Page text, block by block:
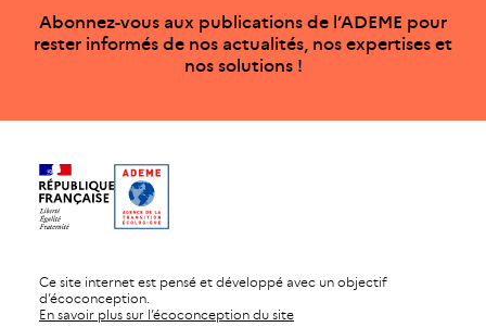
Abonnez-vous aux publications de l’ADEME pour
rester informés de nos actualités, nos expertises et
nos solutions !
Ce site internet est pensé et développé avec un objectif
d’écoconception.
En savoir plus sur l’écoconception du site